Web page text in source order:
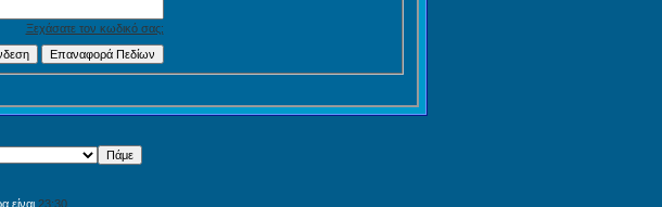
Ξεχάσατε τον κωδικό σας;
είναι 23:30